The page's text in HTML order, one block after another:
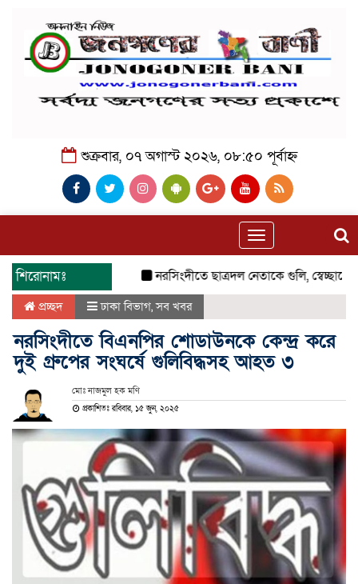
শুক্রবার, ০৭ অগাস্ট ২০২৬, ০৮:৫০ পূর্বাহ্ন
Toggle
navigation
শিরোনামঃ নরসিংদীতে ছাত্রদল নেতাকে গুলি,
প্রচ্ছদ ঢাকা বিভাগ,সব খবর
নরসিংদীতে বিএনপির শোডাউনকে কেন্দ্র করে
দুই গ্রুপের সংঘর্ষে গুলিবিদ্ধসহ আহত ৩
মোঃ নাজমুল হক মণি
প্রকাশিতঃ রবিবার, ১৫ জুন, ২০২৫